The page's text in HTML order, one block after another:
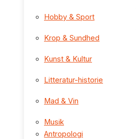
Hobby & Sport
Krop & Sundhed
Kunst & Kultur
Litteratur-historie
Mad & Vin
Musik
Antropologi